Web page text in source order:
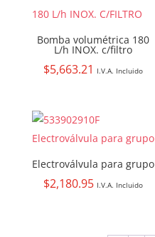
Bomba volumétrica 180
L/h INOX. c/filtro
$5,663.21 I.V.A. Incluido
Electroválvula para grupo
$2,180.95 I.V.A. Incluido